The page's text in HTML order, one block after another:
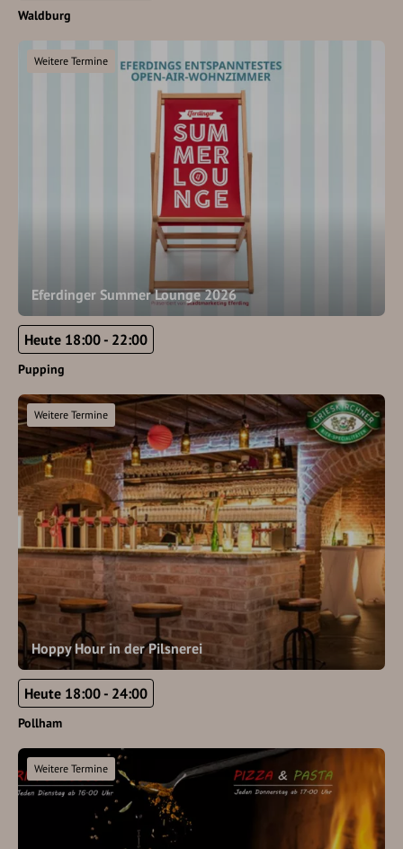
Waldburg
Eferdinger Summer Lounge 2026
Weitere Termine
Heute 18:00 - 22:00
Pupping
Hoppy Hour in der Pilsnerei
Weitere Termine
Heute 18:00 - 24:00
Pollham
Weitere Termine